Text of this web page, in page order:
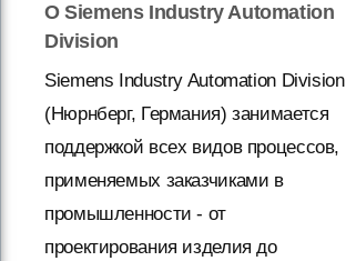
О Siemens Industry Automation
Division
Siemens Industry Automation Division
(Нюрнберг, Германия) занимается
поддержкой всех видов процессов,
применяемых заказчиками в
промышленности - от
проектирования изделия до